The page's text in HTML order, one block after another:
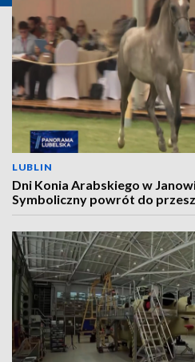
LUBLIN
Dni Konia Arabskiego w
Symboliczny powrót do